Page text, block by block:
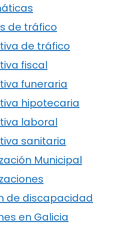
de tráfico
de tráfico
fiscal
funeraria
hipotecaria
laboral
sanitaria
Municipal
de discapacidad
en Galicia